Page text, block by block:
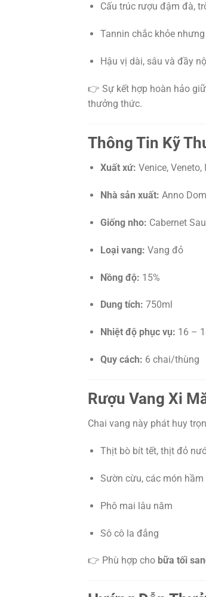
Cấu trúc rượu đậm đà,
Tannin chắc khỏe
Hậu vị dài, sâu và đầy
👉 Sự kết hợp hoàn hảo
thưởng thức.
Thông Tin Kỹ
Xuất xứ: Venice, Veneto,
Nhà sản xuất: Anno
Giống nho: Cabernet
Loại vang: Vang đỏ
Nồng độ: 15%
Dung tích: 750ml
Nhiệt độ phục vụ: 16 –
Quy cách: 6 chai/thùng
Rượu Vang Xi
Chai vang này phát huy
Thịt bò bít tết, thịt đỏ
Sườn cừu, các món hầm
Phô mai lâu năm
Sô cô la đắng
👉 Phù hợp cho bữa tối